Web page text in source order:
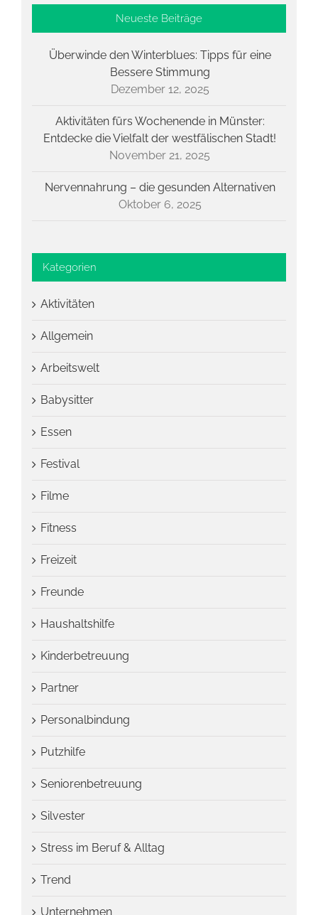
Neueste Beiträge
Überwinde den Winterblues: Tipps für eine
Bessere Stimmung
Dezember 12, 2025
Aktivitäten fürs Wochenende in Münster:
Entdecke die Vielfalt der westfälischen Stadt!
November 21, 2025
Nervennahrung – die gesunden Alternativen
Oktober 6, 2025
Kategorien
Aktivitäten
Allgemein
Arbeitswelt
Babysitter
Essen
Festival
Filme
Fitness
Freizeit
Freunde
Haushaltshilfe
Kinderbetreuung
Partner
Personalbindung
Putzhilfe
Seniorenbetreuung
Silvester
Stress im Beruf & Alltag
Trend
Unternehmen